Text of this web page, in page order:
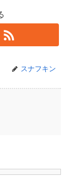
スナフキン